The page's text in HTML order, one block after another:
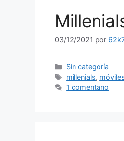
03/12/2021 por
Categorías
Sin categoría
Etiquetas
millenials, móviles
1 comentario